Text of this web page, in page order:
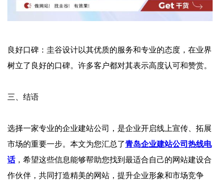
‌良好口碑‌：圭谷设计以其优质的服务和专业的态度，在业界
树立了良好的口碑。许多客户都对其表示高度认可和赞赏。
‌三、结语‌
选择一家专业的企业建站公司，是企业开启线上宣传、拓展
市场的重要一步。本文为您汇总了青岛企业建站公司热线电
话，希望这些信息能够帮助您找到最适合自己的网站建设合
作伙伴，共同打造精美的网站，提升企业形象和市场竞争